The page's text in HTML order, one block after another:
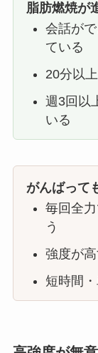
脂肪燃焼が
会話が
ている
20分以
週3回以
いる
がんばって
毎回全
う
強度が
短時間